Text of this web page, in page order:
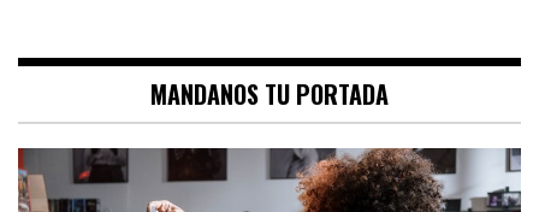
MANDANOS TU PORTADA